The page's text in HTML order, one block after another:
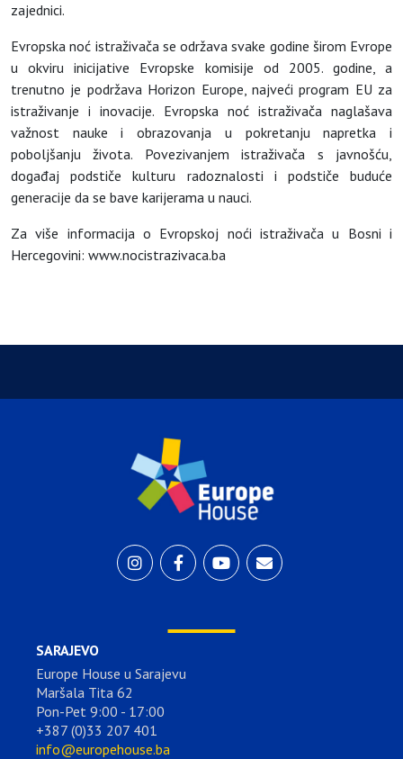
zajednici.
Evropska noć istraživača se održava svake godine širom Evrope
u okviru inicijative Evropske komisije od 2005. godine, a
trenutno je podržava Horizon Europe, najveći program EU za
istraživanje i inovacije. Evropska noć istraživača naglašava
važnost nauke i obrazovanja u pokretanju napretka i
poboljšanju života. Povezivanjem istraživača s javnošću,
događaj podstiče kulturu radoznalosti i podstiče buduće
generacije da se bave karijerama u nauci.
Za više informacija o Evropskoj noći istraživača u Bosni i
Hercegovini: www.nocistrazivaca.ba
SARAJEVO
Europe House u Sarajevu
Maršala Tita 62
Pon-Pet 9:00 - 17:00
+387 (0)33 207 401
info@europehouse.ba